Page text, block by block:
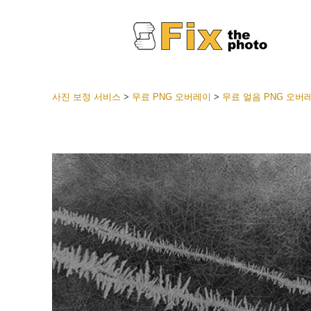
웨딩
션
베스트
모바일
사진 보정 서비스 > 무료 PNG 오버레이 > 무료 얼음 PNG 오버